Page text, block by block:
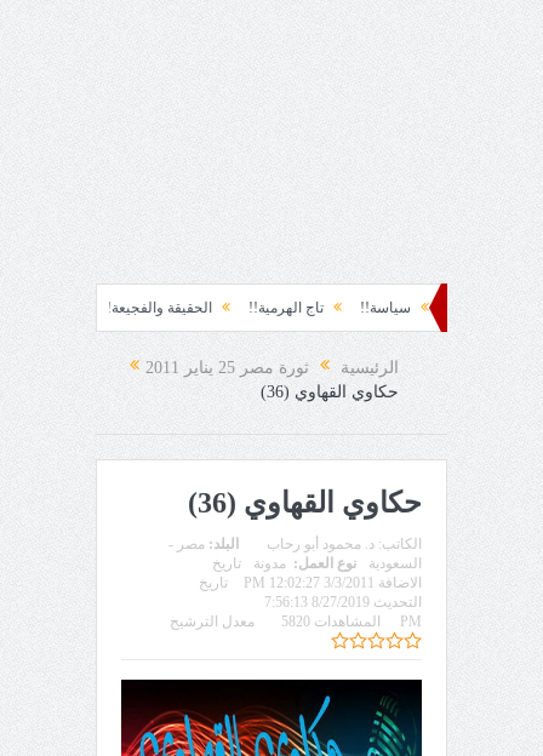
سياسة!! تاج الهرمية!! الحقيقة والفجيعة!! لِقاءُ في المَطَرِ!
الرئيسية
ثورة مصر 25 يناير 2011
حكاوي القهاوي (36)
حكاوي القهاوي (36)
الكاتب: د. محمود أبو رحاب البلد: مصر -
السعودية
نوع العمل: مدونة
تاريخ
الاضافة 3/3/2011 12:02:27 PM
تاريخ
التحديث 8/27/2019 7:56:13
PM
المشاهدات 5820 معدل الترشيح